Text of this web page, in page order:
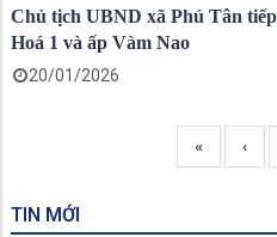
Chủ tịch UBND xã Phú Tân
Hoá 1 và ấp Vàm Nao
20/01/2026
Trang
đầu
« ‹
TIN MỚI